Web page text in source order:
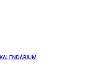
KALENDARIUM